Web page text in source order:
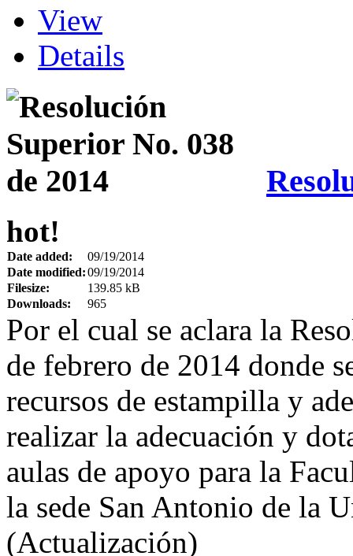
View
Details
hot!
Date added:
09/19/2014
Date modified:09/19/2014
Filesize:
139.85 kB
Downloads:
965
Por el cual se aclara la
de febrero de 2014 donde
recursos de estampilla y
realizar la adecuación y
aulas de apoyo para la
la sede San Antonio de la
(Actualización)